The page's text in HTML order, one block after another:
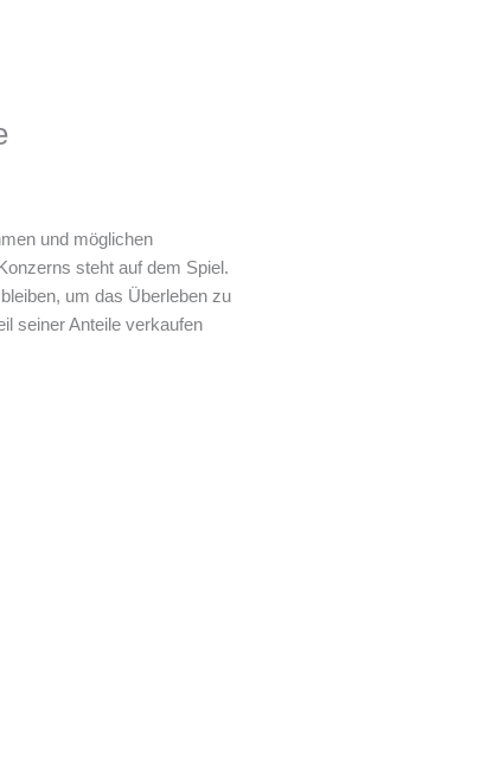
und möglichen
steht auf dem Spiel.
um das Überleben zu
seiner Anteile verkaufen